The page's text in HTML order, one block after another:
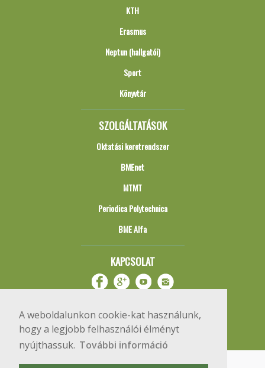
A weboldalunkon cookie-kat használunk,
hogy a legjobb felhasználói élményt
nyújthassuk. További információ
KTH
Erasmus
Neptun (hallgatói)
Sport
Könyvtár
SZOLGÁLTATÁSOK
Oktatási keretrendszer
BMEnet
MTMT
Periodica Polytechnica
BME Alfa
KAPCSOLAT